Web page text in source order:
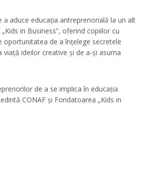
a aduce educația antreprenorială la un alt
in Business”, oferind copiilor cu
oportunitatea de a înțelege secretele
viață ideilor creative și de a-și asuma
de a se implica în educația
CONAF și Fondatoarea „Kids in